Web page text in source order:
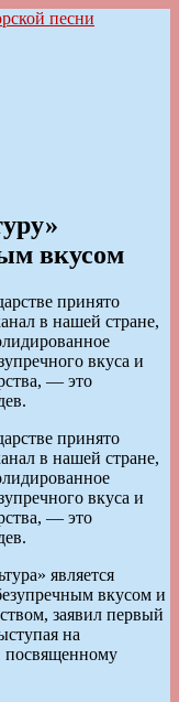
вкусом
принято
в нашей стране,
вкуса и
— это
принято
в нашей стране,
вкуса и
— это
является
вкусом и
заявил первый
на
посвященному